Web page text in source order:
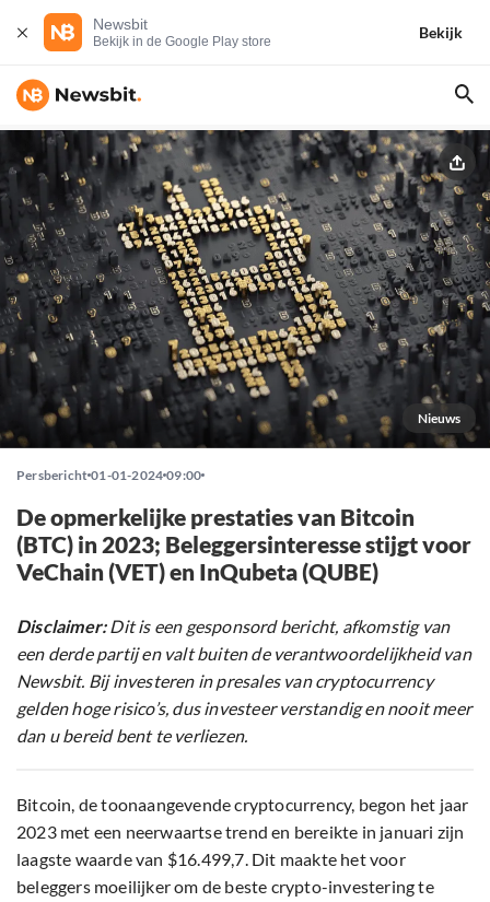
Newsbit
Bekijk in de Google Play store
Bekijk
Nieuws
Persbericht 01-01-2024 09:00
De opmerkelijke prestaties van Bitcoin
(BTC) in 2023; Beleggersinteresse stijgt voor
VeChain (VET) en InQubeta (QUBE)
Disclaimer:Dit is een gesponsord bericht, afkomstig van
een derde partij en valt buiten de verantwoordelijkheid van
Newsbit. Bij investeren in presales van cryptocurrency
gelden hoge risico’s, dus investeer verstandig en nooit meer
dan u bereid bent te verliezen.
Bitcoin, de toonaangevende cryptocurrency, begon het jaar
2023 met een neerwaartse trend en bereikte in januari zijn
laagste waarde van $16.499,7. Dit maakte het voor
beleggers moeilijker om de beste crypto-investering te